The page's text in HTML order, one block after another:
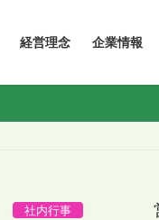
経営理念 企業情報
社内行事